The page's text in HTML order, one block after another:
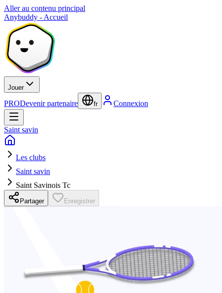
Aller au contenu principal
Anybuddy - Accueil
Jouer
PRODevenir partenaire fr Connexion
Saint savin
Les clubs
Saint savin
Saint Savinois Tc
Partager Enregistrer